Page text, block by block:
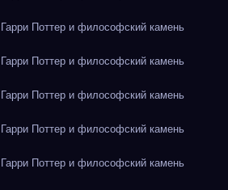
Поттер и философский камень
Поттер и философский камень
Поттер и философский камень
Поттер и философский камень
Поттер и философский камень